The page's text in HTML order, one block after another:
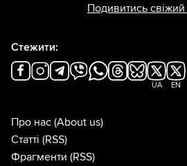
Подивитись
Стежити:
UA EN
Про нас (About us)
Статті (RSS)
Фрагменти (RSS)